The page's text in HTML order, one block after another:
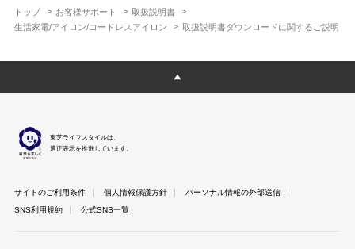
トップ お客様サポート
取扱説明書
生活家電/アイロン/コードレスアイロン
取扱説明書ダウンロードに関するご説明
明書以外の印刷物が同梱されている場合がありますが、本サイト
ではそれらを全て公開しておりませんのであらかじめご了承くだ
本サイトのサービスは予告なく中止または内容を変更する場合が
ございますのであらかじめご了承ください。
さま以外からのお問い合わせにはお答えできない場合があります
のであらかじめご了承ください。
東芝ライフスタイルは、
適正表示を推進しています。
サイトのご利用条件 個人情報保護方針
パーソナル情報の外部送信
SNS利用規約
公式SNS一覧